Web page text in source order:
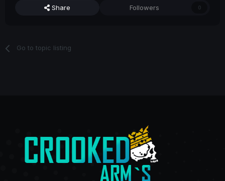
Share Followers 0
Go to topic listing